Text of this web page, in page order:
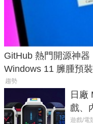
GitHub 熱門開源神
Windows 11 臃腫預
趨勢
日廠
戲、
不過
遊戲/電